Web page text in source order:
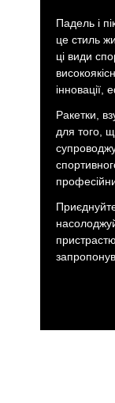
Падель і
це стиль
ці види
інновації,
Ракетки,
для того,